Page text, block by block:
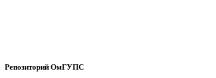
Репозиторий ОмГУПС